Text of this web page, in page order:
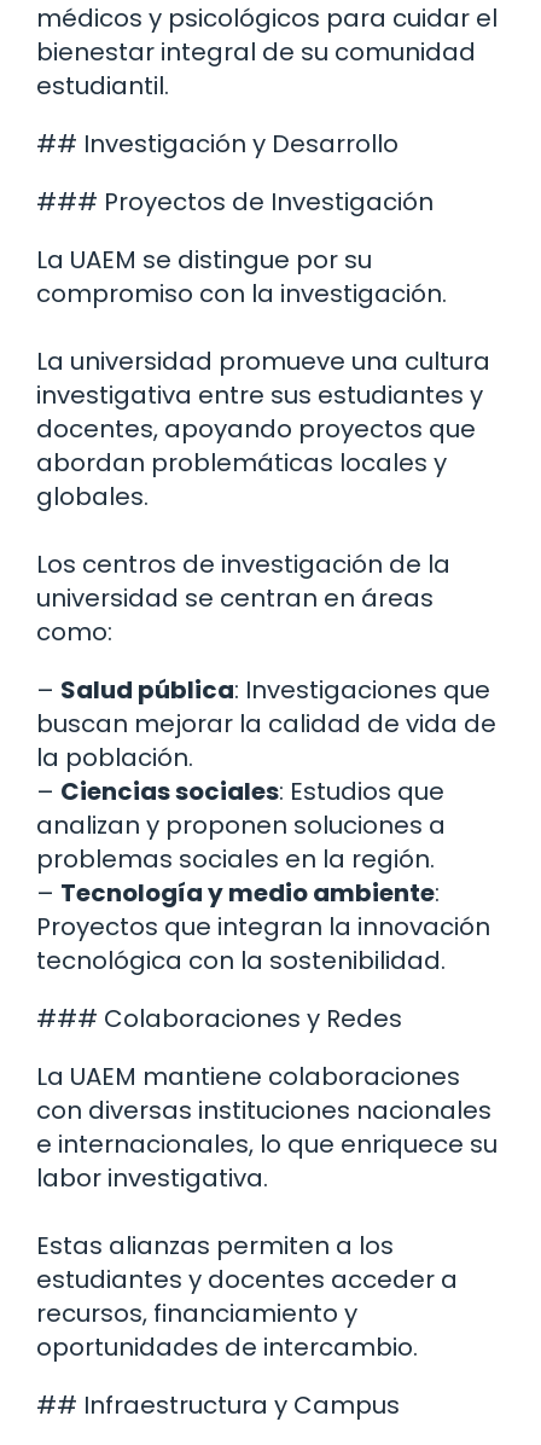
médicos y psicológicos para cuidar el
bienestar integral de su comunidad
estudiantil.
## Investigación y Desarrollo
### Proyectos de Investigación
La UAEM se distingue por su
compromiso con la investigación.
La universidad promueve una cultura
investigativa entre sus estudiantes y
docentes, apoyando proyectos que
abordan problemáticas locales y
globales.
Los centros de investigación de la
universidad se centran en áreas
como:
– Salud pública: Investigaciones que
buscan mejorar la calidad de vida de
la población.
– Ciencias sociales: Estudios que
analizan y proponen soluciones a
problemas sociales en la región.
– Tecnología y medio ambiente:
Proyectos que integran la innovación
tecnológica con la sostenibilidad.
### Colaboraciones y Redes
La UAEM mantiene colaboraciones
con diversas instituciones nacionales
e internacionales, lo que enriquece su
labor investigativa.
Estas alianzas permiten a los
estudiantes y docentes acceder a
recursos, financiamiento y
oportunidades de intercambio.
## Infraestructura y Campus